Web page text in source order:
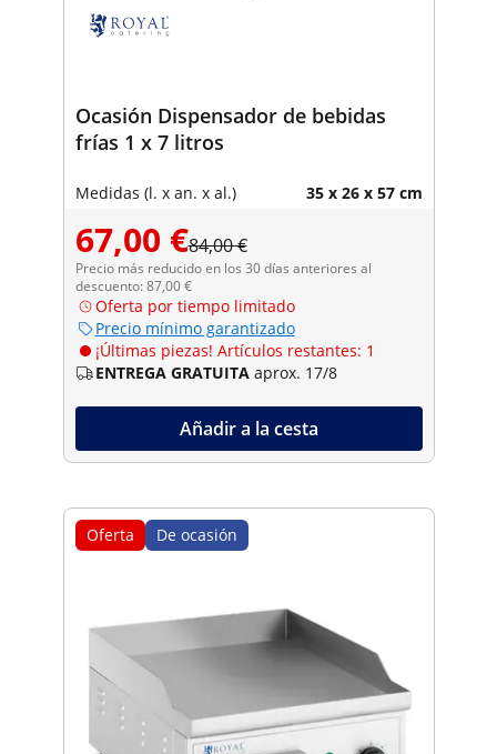
Ocasión Dispensador de bebidas
frías 1 x 7 litros
Medidas (l. x an. x al.) 35 x 26 x 57 cm
67,00 €84,00 €
Precio más reducido en los 30 días anteriores al
descuento: 87,00 €
Oferta por tiempo limitado
Precio mínimo garantizado
¡Últimas piezas! Artículos restantes: 1
ENTREGA GRATUITA aprox. 17/8
Añadir a la cesta
Oferta De ocasión